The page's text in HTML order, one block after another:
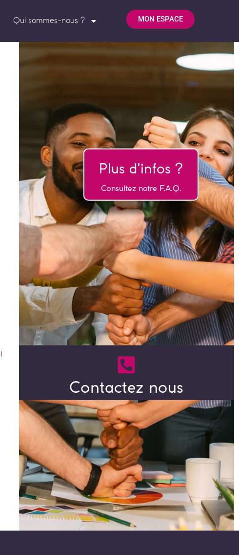
Qui sommes-nous ? MON ESPACE
Plus d'infos ?
Consultez notre F.A.Q.
Contactez nous